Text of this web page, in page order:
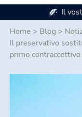
Home > Blog >
Il preservativo
primo